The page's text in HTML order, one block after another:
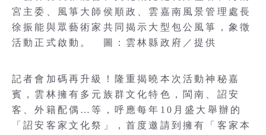
宮主委、風箏大師侯順政、雲嘉南風景管理處長
徐振能與眾藝術家共同揭示大型包公風箏，象徵
活動正式啟動。 圖：雲林縣政府／提供
記者會加碼再升級！隆重揭曉本次活動神秘嘉
賓，雲林擁有多元族群文化特色，閩南、詔安
客、外籍配偶…等，呼應每年10月盛大舉辦的
「詔安客家文化祭」，首度邀請到擁有「客家本